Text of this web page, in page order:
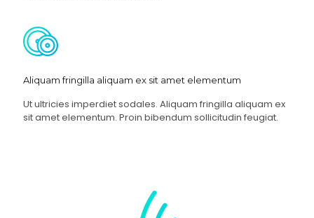
Aliquam fringilla aliquam ex sit amet elementum
Ut ultricies imperdiet sodales. Aliquam fringilla aliquam ex
sit amet elementum. Proin bibendum sollicitudin feugiat.